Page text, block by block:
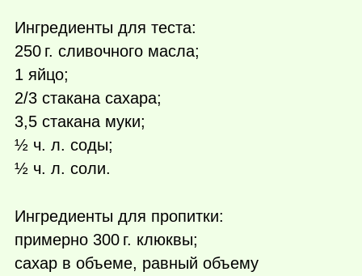
Ингредиенты для теста:
250 г. сливочного масла;
1 яйцо;
2/3 стакана сахара;
3,5 стакана муки;
½ ч. л. соды;
½ ч. л. соли.
Ингредиенты для пропитки:
примерно 300 г. клюквы;
сахар в объеме, равный объему